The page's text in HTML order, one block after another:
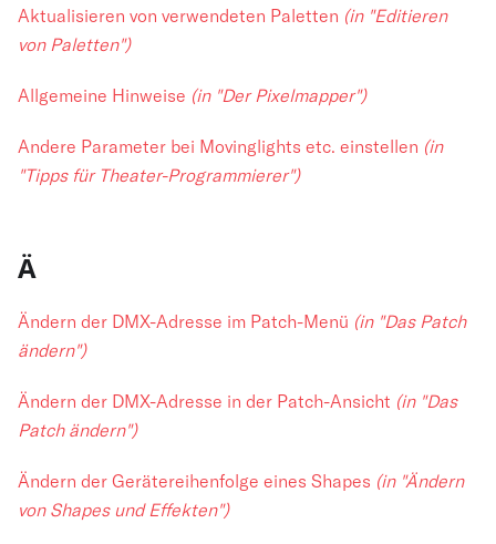
Aktualisieren von verwendeten Paletten (in "Editieren
von Paletten")
Allgemeine Hinweise (in "Der Pixelmapper")
Andere Parameter bei Movinglights etc. einstellen (in
"Tipps für Theater-Programmierer")
Ä
Ändern der DMX-Adresse im Patch-Menü (in "Das Patch
ändern")
Ändern der DMX-Adresse in der Patch-Ansicht (in "Das
Patch ändern")
Ändern der Gerätereihenfolge eines Shapes (in "Ändern
von Shapes und Effekten")